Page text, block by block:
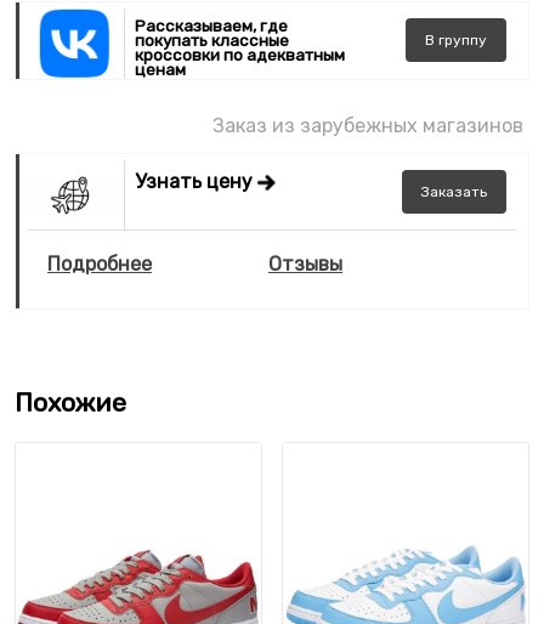
Рассказываем, где
покупать классные
кроссовки по адекватным
ценам
В группу
Заказ из зарубежных магазинов
Узнать цену Заказать
Подробнее Отзывы
Похожие